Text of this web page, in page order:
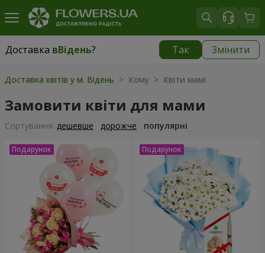
Доставка вВідень? Так Змінити
Доставка вВідень|
Доставка квітів у м. Відень > Кому > Квіти мамі
Замовити квіти для мами
Сортування: дешевше дорожче популярні